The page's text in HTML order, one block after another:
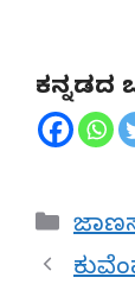
ಕನ್ನಡದ